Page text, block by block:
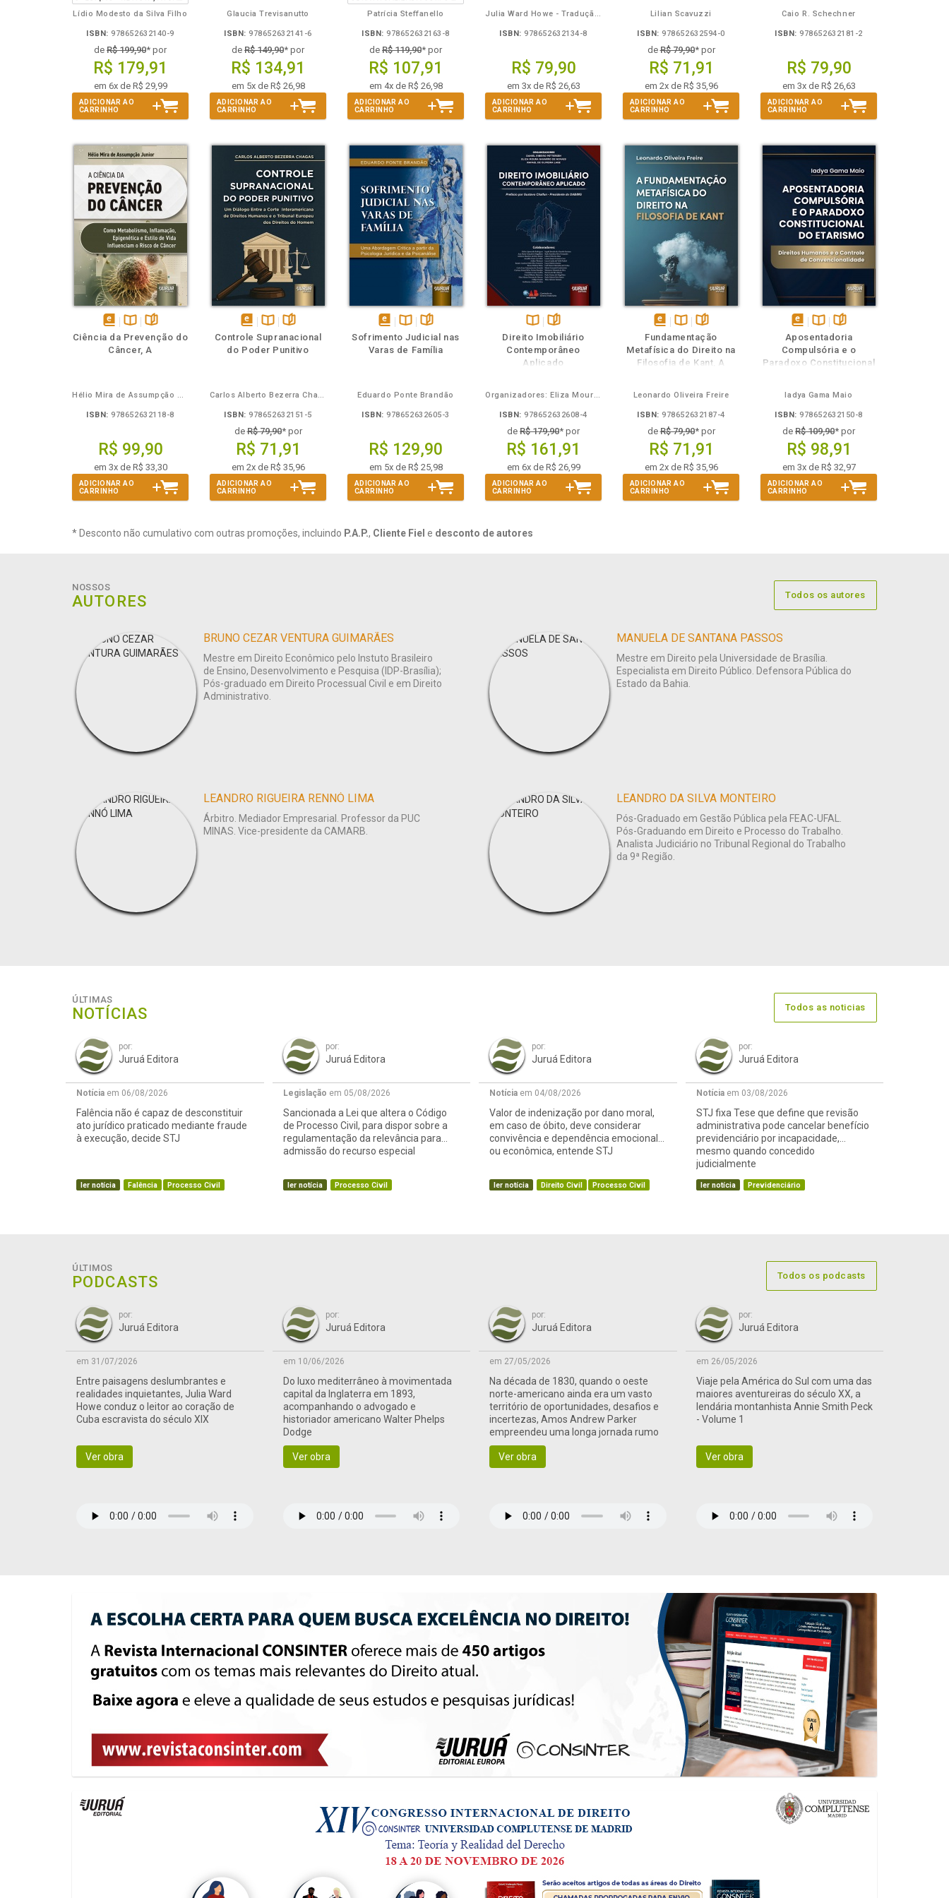
Lídio Modesto da Silva Filho
ISBN: 978652632140-9
de R$ 199,90* por
R$ 179,91
em 6x de R$ 29,99
ADICIONAR AO
CARRINHO
Glaucia Trevisanutto
ISBN: 978652632141-6
de R$ 149,90* por
R$ 134,91
em 5x de R$ 26,98
ADICIONAR AO
CARRINHO
Patrícia Steffanello
ISBN: 978652632163-8
de R$ 119,90* por
R$ 107,91
em 4x de R$ 26,98
ADICIONAR AO
CARRINHO
Julia Ward Howe - Tradução: Osvaldo Ferreira de Carvalho
ISBN: 978652632134-8
R$ 79,90
em 3x de R$ 26,63
ADICIONAR AO
CARRINHO
Lilian Scavuzzi
ISBN: 978652632594-0
deR$ 79,90* por
R$ 71,91
em 2x de R$ 35,96
ADICIONAR AO
CARRINHO
Caio R. Schechner
ISBN: 978652632181-2
R$ 79,90
em 3x de R$ 26,63
ADICIONAR AO
CARRINHO
disponível
em
Disponível
na
páginas
Ciência da Prevenção do
Câncer, A
Hélio Mira de Assumpção Junior
ISBN: 978652632118-8
R$ 99,90
em 3x de R$ 33,30
ADICIONAR AO
CARRINHO
disponível
em
Disponível
na
páginas
Controle Supranacional
do Poder Punitivo
Carlos Alberto Bezerra Chagas
ISBN: 978652632151-5
deR$ 79,90* por
R$ 71,91
em 2x de R$ 35,96
ADICIONAR AO
CARRINHO
disponível
em
Disponível
na
páginas
Sofrimento Judicial nas
Varas de Família
Eduardo Ponte Brandão
ISBN: 978652632605-3
R$ 129,90
em 5x de R$ 25,98
ADICIONAR AO
CARRINHO
Disponível
na
B.V.
páginas
Direito Imobiliário
Contemporâneo
Aplicado
Organizadores: Eliza Moura Navarro de Novaes, Rafael de Oliveira Lage, Daniel Ribeiro Pettersen
ISBN: 978652632608-4
de R$ 179,90* por
R$ 161,91
em 6x de R$ 26,99
ADICIONAR AO
CARRINHO
Também
disponível
em
eBook
Disponível
na
B.V.
páginas
Fundamentação
Metafísica do Direito na
Filosofia de Kant, A
Leonardo Oliveira Freire
ISBN: 978652632187-4
deR$ 79,90* por
R$ 71,91
em 2x de R$ 35,96
ADICIONAR AO
CARRINHO
Também
disponível
em
eBook
Disponível
na
B.V.
páginas
Aposentadoria
Compulsória e o
Paradoxo Constitucional
Iadya Gama Maio
ISBN: 978652632150-8
de R$ 109,90* por
R$ 98,91
em 3x de R$ 32,97
ADICIONAR AO
CARRINHO
* Desconto não cumulativo com outras promoções, incluindo P.A.P., Cliente Fiel e desconto de autores
NOSSOS
AUTORES Todos os autores
BRUNO CEZAR VENTURA GUIMARÃES
Mestre em Direito Econômico pelo Instuto Brasileiro
de Ensino, Desenvolvimento e Pesquisa (IDP-Brasília);
Pós-graduado em Direito Processual Civil e em Direito
Administrativo.
MANUELA DE SANTANA PASSOS
Mestre em Direito pela Universidade de Brasília.
Especialista em Direito Público. Defensora Pública do
Estado da Bahia.
LEANDRO RIGUEIRA RENNÓ LIMA
Árbitro. Mediador Empresarial. Professor da PUC
MINAS. Vice-presidente da CAMARB.
LEANDRO DA SILVA MONTEIRO
Pós-Graduado em Gestão Pública pela FEAC-UFAL.
Pós-Graduando em Direito e Processo do Trabalho.
Analista Judiciário no Tribunal Regional do Trabalho
da 9ª Região.
ÚLTIMAS
NOTÍCIAS Todos as noticias
por:
Juruá Editora
Notícia em 06/08/2026
Falência não é capaz de desconstituir
ato jurídico praticado mediante fraude
à execução, decide STJ
ler notícia Falência Processo Civil
por:
Juruá Editora
Legislação em 05/08/2026
Sancionada a Lei que altera o Código
de Processo Civil, para dispor sobre a
regulamentação da relevância para
admissão do recurso especial
ler notícia Processo Civil
por:
Juruá Editora
Notícia em 04/08/2026
Valor de indenização por dano moral,
em caso de óbito, deve considerar
convivência e dependência emocional
ou econômica, entende STJ
ler notícia Direito Civil Processo Civil
por:
Juruá Editora
Notíciaem 03/08/2026
STJ fixa Tese que define que revisão
administrativa pode cancelar benefício
previdenciário por incapacidade,
mesmo quando concedido
judicialmente
ler notícia Previdenciário
ÚLTIMOS
PODCASTS Todos os podcasts
por:
Juruá Editora
em 31/07/2026
Entre paisagens deslumbrantes e
realidades inquietantes, Julia Ward
Howe conduz o leitor ao coração de
Cuba escravista do século XIX
Ver obra
por:
Juruá Editora
em 10/06/2026
Do luxo mediterrâneo à movimentada
capital da Inglaterra em 1893,
acompanhando o advogado e
historiador americano Walter Phelps
Dodge
Ver obra
por:
Juruá Editora
em 27/05/2026
Na década de 1830, quando o oeste
norte-americano ainda era um vasto
território de oportunidades, desafios e
incertezas, Amos Andrew Parker
empreendeu uma longa jornada rumo
às terras de fronteira
Ver obra
por:
Juruá Editora
em 26/05/2026
Viaje pela América do Sul com uma das
maiores aventureiras do século XX, a
lendária montanhista Annie Smith Peck
- Volume 1
Ver obra